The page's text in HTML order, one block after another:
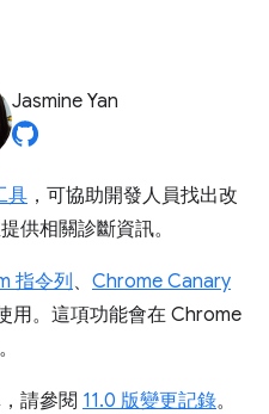
Jasmine Yan
具 ，可協助開發人員找出改
供相關診斷資訊。
指令列、 Chrome Canary
用。這項功能會在 Chrome
請參閱 11.0 版變更記錄。